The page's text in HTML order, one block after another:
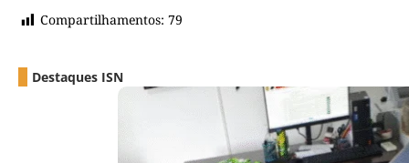
Compartilhamentos: 79
Destaques ISN